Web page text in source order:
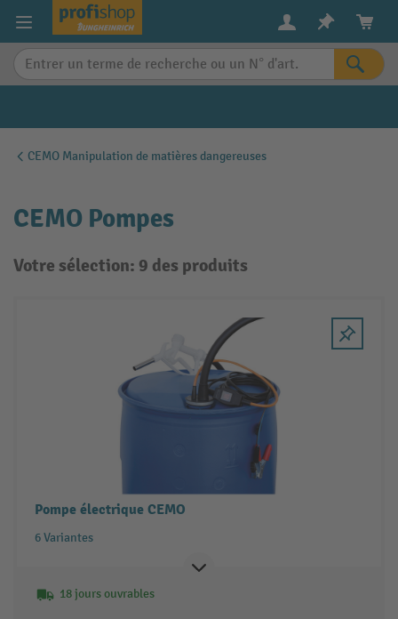
content
CEMO Manipulation de matières dangereuses
CEMO Pompes
Votre sélection: 9 des produits
Pompe électrique CEMO
6 Variantes
18 jours ouvrables